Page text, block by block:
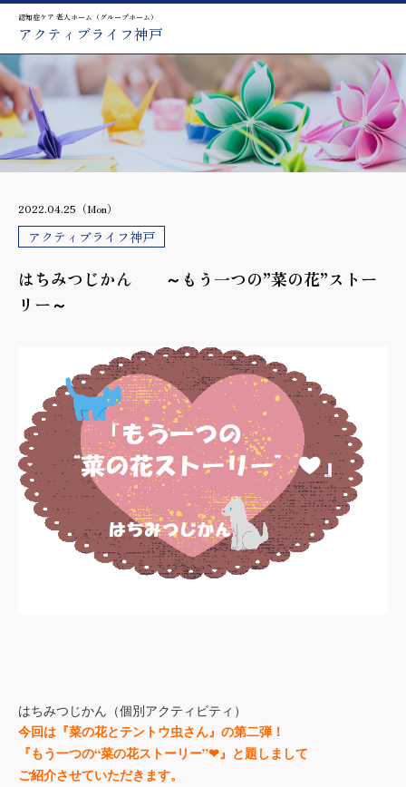
認知症ケア 老人ホーム（グループホーム）
アクティブライフ神戸
2022.04.25（Mon）
アクティブライフ神戸
はちみつじかん ～もう一つの”菜の花”ストー
リー～
はちみつじかん（個別アクティビティ）
今回は『菜の花とテントウ虫さん』の第二弾！
『もう一つの“菜の花ストーリー”❤』と題しまして
ご紹介させていただきます。